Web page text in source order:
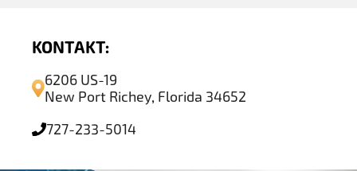
KONTAKT:
6206 US-19
New Port Richey, Florida 34652
727-233-5014